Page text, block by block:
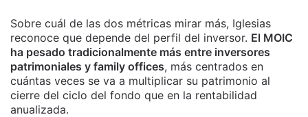
Sobre cuál de las dos métricas mirar más, Iglesias
reconoce que depende del perfil del inversor. El MOIC
ha pesado tradicionalmente más entre inversores
patrimoniales y family offices, más centrados en
cuántas veces se va a multiplicar su patrimonio al
cierre del ciclo del fondo que en la rentabilidad
anualizada.